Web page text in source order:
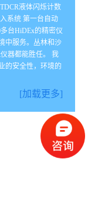
液体闪烁计数
系统 第一台自动
多台HiDEx的精密仪
中服务。丛林和沙
器都能胜任。 我
的安全性，环境的
[加载更多]